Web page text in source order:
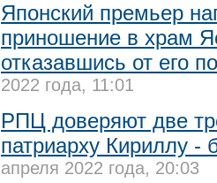
Японский премьер
приношение в храм
отказавшись от его
2022 года, 11:01
РПЦ доверяют две
патриарху Кириллу -
апреля 2022 года, 20:03